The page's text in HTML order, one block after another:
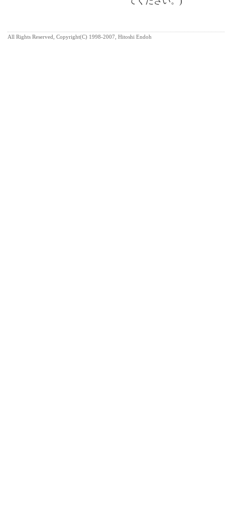
All Rights Reserved, Copyright(C) 1998-2007, Hitoshi Endoh